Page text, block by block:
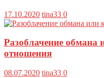
17.10.2020 tina33 0
Разоблачение обмана
отношения
08.07.2020 tina33 0